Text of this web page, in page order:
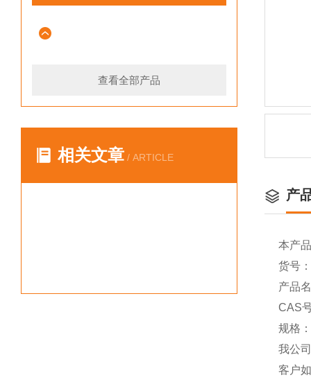
查看全部产品
相关文章 / ARTICLE
产
本产
货号
产品
CAS
规格
我公
客户